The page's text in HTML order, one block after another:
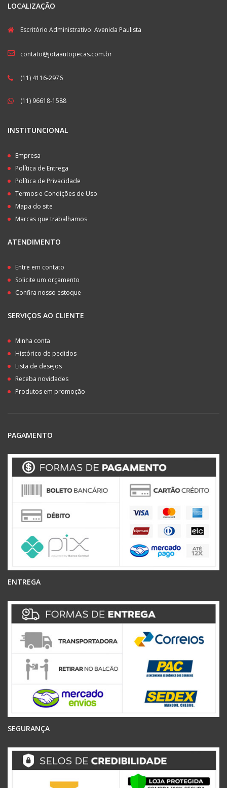
LOCALIZAÇÃO
Escritório Administrativo: Avenida Paulista
contato@jotaautopecas.com.br
(11) 4116-2976
(11) 96618-1588
INSTITUNCIONAL
Empresa
Política de Entrega
Política de Privacidade
Termos e Condições de Uso
Mapa do site
Marcas que trabalhamos
ATENDIMENTO
Entre em contato
Solicite um orçamento
Confira nosso estoque
SERVIÇOS AO CLIENTE
Minha conta
Histórico de pedidos
Lista de desejos
Receba novidades
Produtos em promoção
PAGAMENTO
ENTREGA
SEGURANÇA